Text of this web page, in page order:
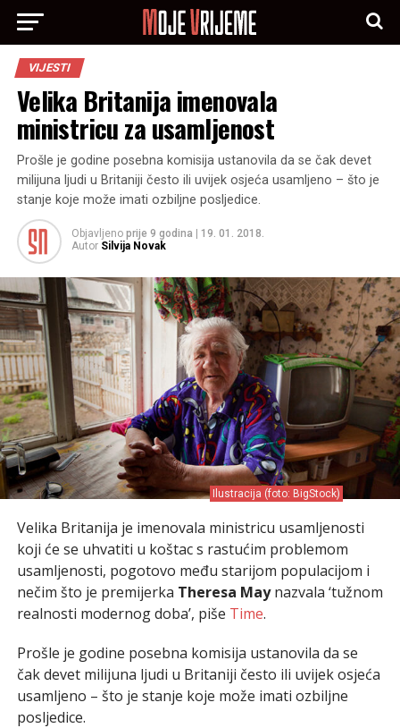
VIJESTI
Velika Britanija imenovala
ministricu za usamljenost
Prošle je godine posebna komisija ustanovila da se čak devet
milijuna ljudi u Britaniji često ili uvijek osjeća usamljeno – što je
stanje koje može imati ozbiljne posljedice.
Objavljeno prije 9 godina
19. 01. 2018.
Autor Silvija Novak
Ilustracija (foto: BigStock)
Velika Britanija je imenovala ministricu usamljenosti
koji će se uhvatiti u koštac s rastućim problemom
usamljenosti, pogotovo među starijom populacijom i
nečim što je premijerka Theresa Maynazvala ‘tužnom
realnosti modernog doba’, piše Time.
Prošle je godine posebna komisija ustanovila da se
čak devet milijuna ljudi u Britaniji često ili uvijek osjeća
usamljeno – što je stanje koje može imati ozbiljne
posljedice.